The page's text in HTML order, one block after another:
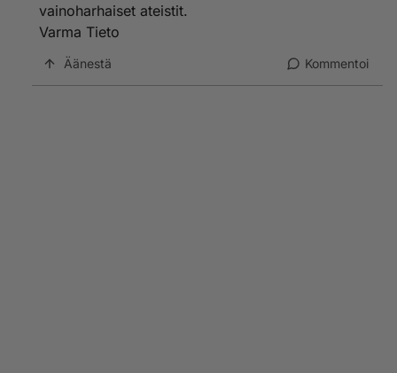
vainoharhaiset ateistit.
Varma Tieto
Äänestä Kommentoi